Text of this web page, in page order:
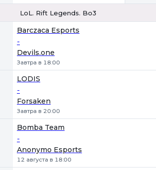
LoL. Rift Legends. Bo3
Barczaca Esports
-
Devils.one
Завтра в 18:00
LODIS
-
Forsaken
Завтра в 20:00
Bomba Team
-
Anonymo Esports
12 августа в 18:00